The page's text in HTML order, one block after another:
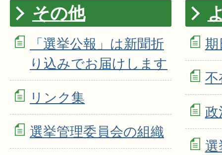
その他
「選挙公報」は新聞折
り込みでお届けします
リンク集
選挙管理委員会の組織
期
不
政
選